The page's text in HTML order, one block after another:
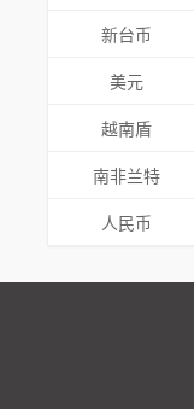
新台币
美元
越南盾
南非兰特
人民币